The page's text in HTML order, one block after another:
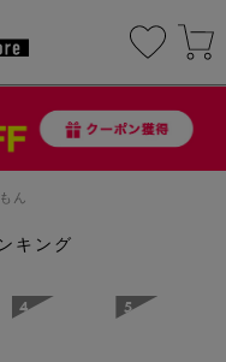
ん
キング
4 5